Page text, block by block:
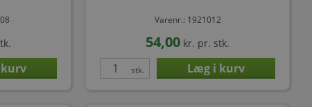
Varenr.: 1921012
54,00 kr. pr. stk.
stk.